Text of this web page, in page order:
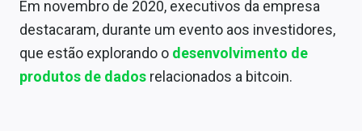
Em novembro de 2020, executivos da empresa
destacaram, durante um evento aos investidores,
que estão explorando o desenvolvimento de
produtos de dados relacionados a bitcoin.